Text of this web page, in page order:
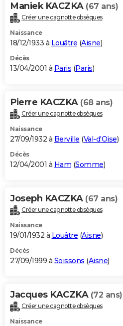
Maniek KACZKA (67 ans)
Créer une cagnotte obsèques
Naissance
18/12/1933 à Louâtre (Aisne)
Décès
13/04/2001 à Paris (Paris)
Pierre KACZKA (68 ans)
Créer une cagnotte obsèques
Naissance
27/09/1932 à Berville (Val-d'Oise)
Décès
12/04/2001 à Ham (Somme)
Joseph KACZKA (67 ans)
Créer une cagnotte obsèques
Naissance
19/01/1932 à Louâtre (Aisne)
Décès
27/09/1999 à Soissons (Aisne)
Jacques KACZKA (72 ans)
Créer une cagnotte obsèques
Naissance